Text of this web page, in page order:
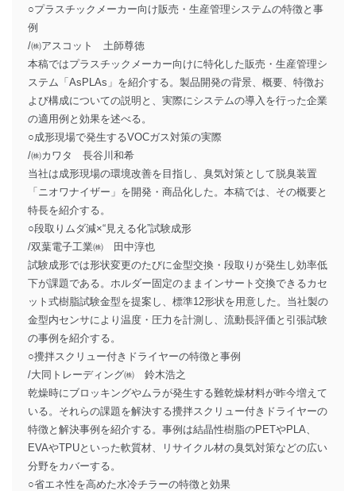
○プラスチックメーカー向け販売・生産管理システムの特徴と事
例
/㈱アスコット 土師尊徳
本稿ではプラスチックメーカー向けに特化した販売・生産管理シ
ステム「AsPLAs」を紹介する。製品開発の背景、概要、特徴お
よび構成についての説明と、実際にシステムの導入を行った企業
の適用例と効果を述べる。
○成形現場で発生するVOCガス対策の実際
/㈱カワタ 長谷川和希
当社は成形現場の環境改善を目指し、臭気対策として脱臭装置
「ニオワナイザー」を開発・商品化した。本稿では、その概要と
特長を紹介する。
○段取りムダ減×“見える化”試験成形
/双葉電子工業㈱ 田中淳也
試験成形では形状変更のたびに金型交換・段取りが発生し効率低
下が課題である。ホルダー固定のままインサート交換できるカセ
ット式樹脂試験金型を提案し、標準12形状を用意した。当社製の
金型内センサにより温度・圧力を計測し、流動長評価と引張試験
の事例を紹介する。
○攪拌スクリュー付きドライヤーの特徴と事例
/大同トレーディング㈱ 鈴木浩之
乾燥時にブロッキングやムラが発生する難乾燥材料が昨今増えて
いる。それらの課題を解決する攪拌スクリュー付きドライヤーの
特徴と解決事例を紹介する。事例は結晶性樹脂のPETやPLA、
EVAやTPUといった軟質材、リサイクル材の臭気対策などの広い
分野をカバーする。
○省エネ性を高めた水冷チラーの特徴と効果